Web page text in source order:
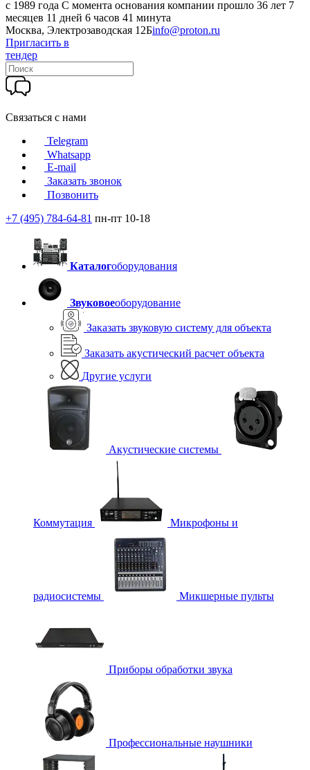
c 1989 года С момента основания компании прошло 36 лет 7
месяцев 11 дней 6 часов 41 минута
Москва, Электрозаводская 12Бinfo@proton.ru
Пригласить в
тендер
Связаться с нами
Telegram
Whatsapp
E-mail
Заказать звонок
Позвонить
+7 (495) 784-64-81 пн-пт 10-18
Каталогоборудования
Звуковоеоборудование
Заказать звуковую систему для объекта
Заказать акустический расчет объекта
Другие услуги
Акустические системы
Коммутация Микрофоны и
радиосистемы Микшерные пульты
Приборы обработки звука
Профессиональные наушники